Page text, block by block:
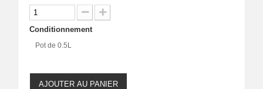
Conditionnement
Pot de 0.5L
AJOUTER AU PANIER